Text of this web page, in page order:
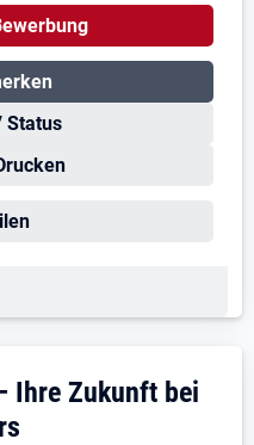
Status
Ihre Zukunft bei